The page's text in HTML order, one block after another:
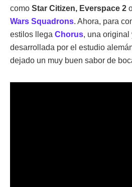
como Star Citizen, Everspace 2
Wars Squadrons. Ahora, para
estilos llega Chorus, una original
desarrollada por el estudio
dejado un muy buen sabor de